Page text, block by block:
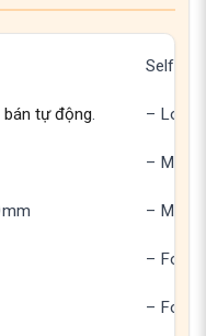
bán tự động.
Self-
– Load
–
–
– Fork
– Fork